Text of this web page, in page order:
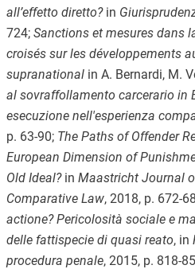
all’effetto diretto?in
724;Sanctions et mesures dans
croisés sur les développements
supranationalin A. Bernardi, M.
al sovraffollamento carcerario in
esecuzione nell'esperienza
p. 63-90;The Paths of Offender
European Dimension of
Old Ideal?in Maastricht Journal
Comparative Law, 2018, p. 672-
actione?Pericolosità sociale e
delle fattispecie di quasi reato, in
procedura penale, 2015, p. 818-